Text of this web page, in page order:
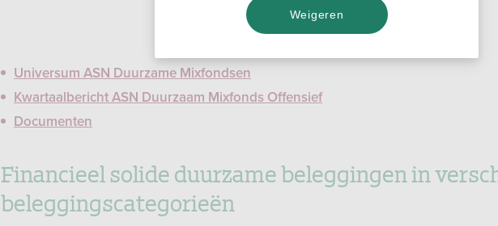
Universum ASN Duurzame Mixfondsen
Kwartaalbericht ASN Duurzaam Mixfonds Offensief
Documenten
Financieel solide duurzame beleggingen in
beleggingscategorieën
Weigeren